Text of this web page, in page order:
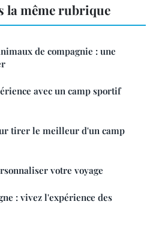
la même rubrique
de compagnie : une
avec un camp sportif
tirer le meilleur d'un camp
votre voyage
: vivez l'expérience des